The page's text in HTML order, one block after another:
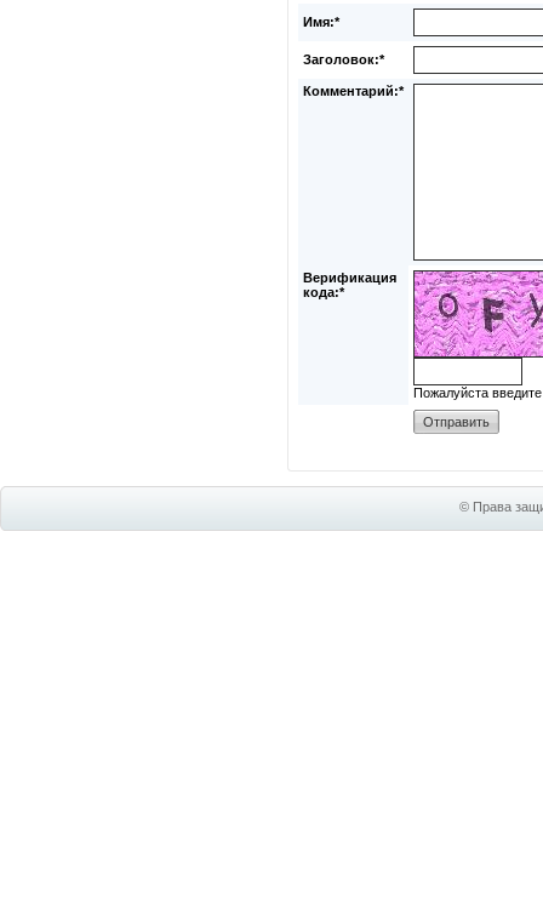
Имя:*
Заголовок:*
Комментарий:*
Верификация
кода:*
Пожалуйста
© Права